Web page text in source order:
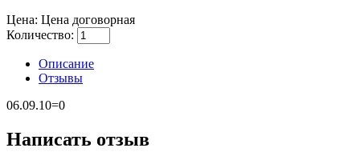
Цена: Цена договорная
Количество:
Описание
Отзывы
06.09.10=0
Написать отзыв